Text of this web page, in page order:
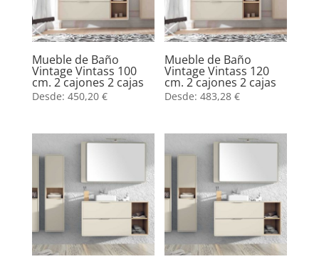
Mueble de Baño
Vintage Vintass 100
cm. 2 cajones 2 cajas
Desde: 450,20 €
Mueble de Baño
Vintage Vintass 120
cm. 2 cajones 2 cajas
Desde:483,28€